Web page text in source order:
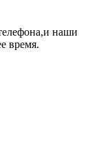
наши
время.